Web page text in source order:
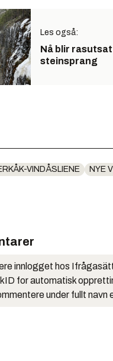
Les også:
Nå blir
steinsprang
VINDÅSLIENE NYE
innlogget hos
for automatisk
under fullt navn